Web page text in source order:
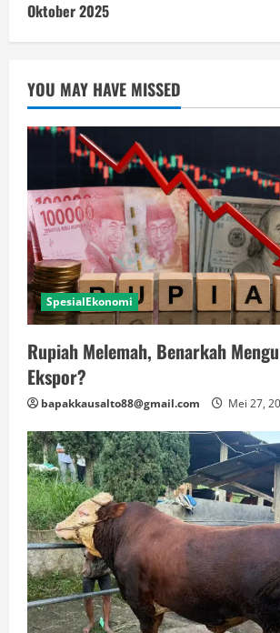
Oktober 2025
YOU MAY HAVE MISSED
SpesialEkonomi
Rupiah Melemah, Benarkah
Ekspor?
bapakkausalto88@gmail.com Mei 27,